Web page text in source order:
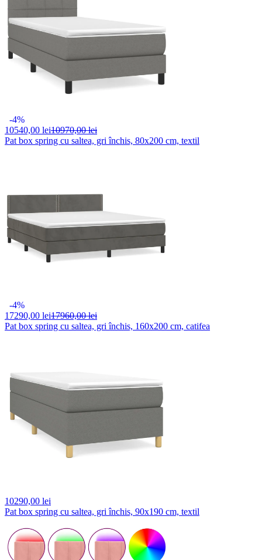
-4%
10540,00 lei10970,00 lei
Pat box spring cu saltea, gri închis, 80x200 cm, textil
-4%
17290,00 lei17960,00 lei
Pat box spring cu saltea, gri închis, 160x200 cm, catifea
10290,00 lei
Pat box spring cu saltea, gri închis, 90x190 cm, textil